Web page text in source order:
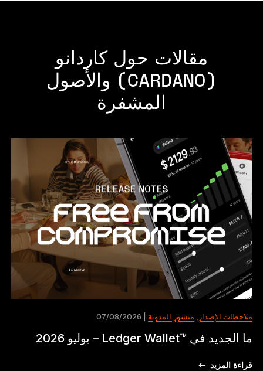
مقالات حول كاردانو
(CARDANO) والأصول
المشفرة
ملاحظات الإصدار منشور المدونة
ما الجديد في ™Ledger Wallet – يوليو 2026
قراءة المزيد